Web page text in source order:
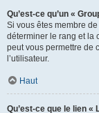
Qu’est-ce qu’un «
Si vous êtes membre
déterminer le rang et la
peut vous permettre de
l’utilisateur.
Haut
Qu’est-ce que le lien «